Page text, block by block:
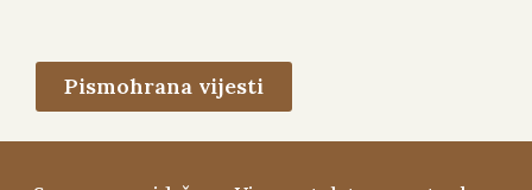
Pismohrana vijesti